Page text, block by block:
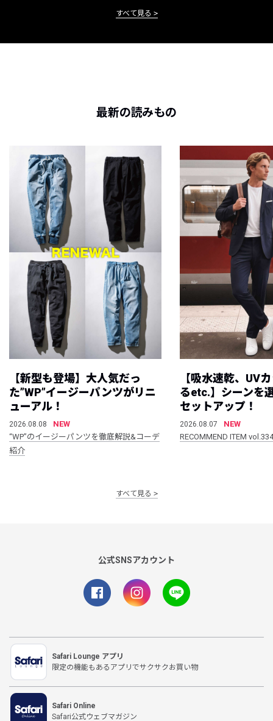
すべて見る
最新の読みもの
【新型も登場】大人気だっ
た”WP”イージーパンツがリニ
ューアル！
2026.08.08
NEW
“WP”のイージーパンツを徹底解説&コーデ
紹介
【吸水速乾、UV
るetc.】シーンを
セットアップ！
2026.08.07
NEW
RECOMMEND ITEM vol.334
すべて見る
公式SNSアカウント
Safari Lounge アプリ
限定の機能もあるアプリでサクサクお買い物
Safari Online
Safari公式ウェブマガジン